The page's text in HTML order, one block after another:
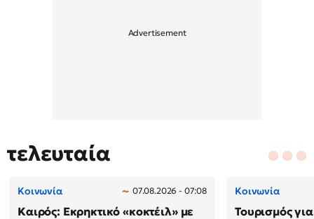
τελευταία
Κοινωνία 07.08.2026 - 07:08
Καιρός: Εκρηκτικό «κοκτέιλ» με
Κοινωνία
Τουρισμός